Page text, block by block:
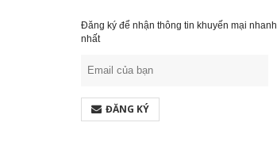
Đăng ký để nhận thông tin khuyến mại nhanh
nhất
ĐĂNG KÝ